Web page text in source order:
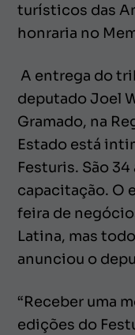
turísticos das
honraria no
A entrega do
deputado Joel
Gramado, na
Estado está
Festuris. São
capacitação. O
feira de
Latina, mas
anunciou o
“Receber uma
edições do